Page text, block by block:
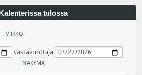
Kalenterissa tulossa
VIIKKO
vastaanottaja